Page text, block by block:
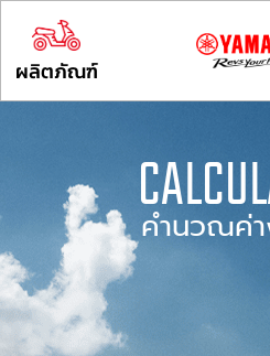
ผลิตภัณฑ์
คำนวณค่